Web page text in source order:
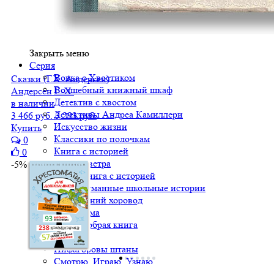
Закрыть меню
Серия
Вовка с Хвостиком
Волшебный книжный шкаф
Детектив с хвостом
Детективы Андреа Камиллери
Искусство жизни
Классики по полочкам
Книга с историей
Крылья ветра
Малая книга с историей
Непридуманные школьные истории
Новогодний хоровод
Один дома
Очень добрая книга
Палитра
Пифагоровы штаны
Смотрю. Играю. Узнаю
Сказки (Г.Х. Андерсен)
Андерсен Г.-Х.
в наличии
3 466 руб. 3 293 руб.
Купить
0
0
-5%